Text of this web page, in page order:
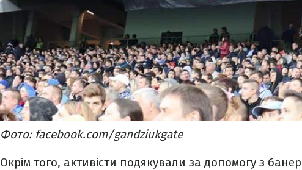
Фото: facebook.com/gandziukgate
Окрім того, активісти подякували за допомогу з